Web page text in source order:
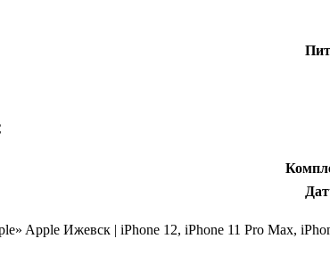
Apple Ижевск | iPhone 12, iPhone 11 Pro Max,